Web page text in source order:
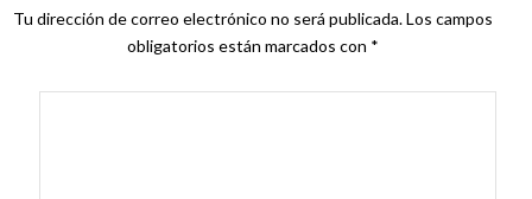
Tu dirección de correo electrónico no será publicada.Los campos
obligatorios están marcados con *